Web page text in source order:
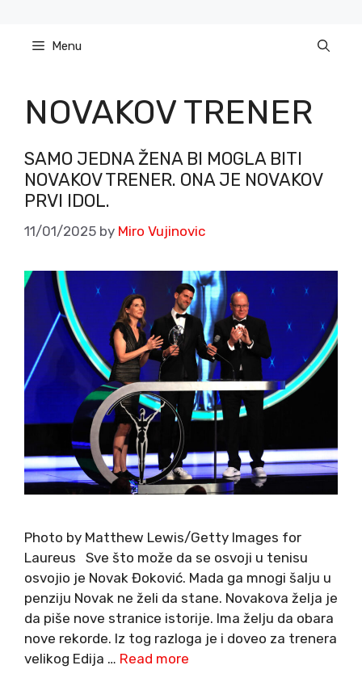
content Menu
NOVAKOV TRENER
SAMO JEDNA ŽENA BI MOGLA BITI
NOVAKOV TRENER. ONA JE NOVAKOV
PRVI IDOL.
11/01/2025 by Miro Vujinovic
Photo by Matthew Lewis/Getty Images for
Laureus Sve što može da se osvoji u tenisu
osvojio je Novak Đoković. Mada ga mnogi šalju u
penziju Novak ne želi da stane. Novakova želja je
da piše nove stranice istorije. Ima želju da obara
nove rekorde. Iz tog razloga je i doveo za trenera
velikog Edija … Read more